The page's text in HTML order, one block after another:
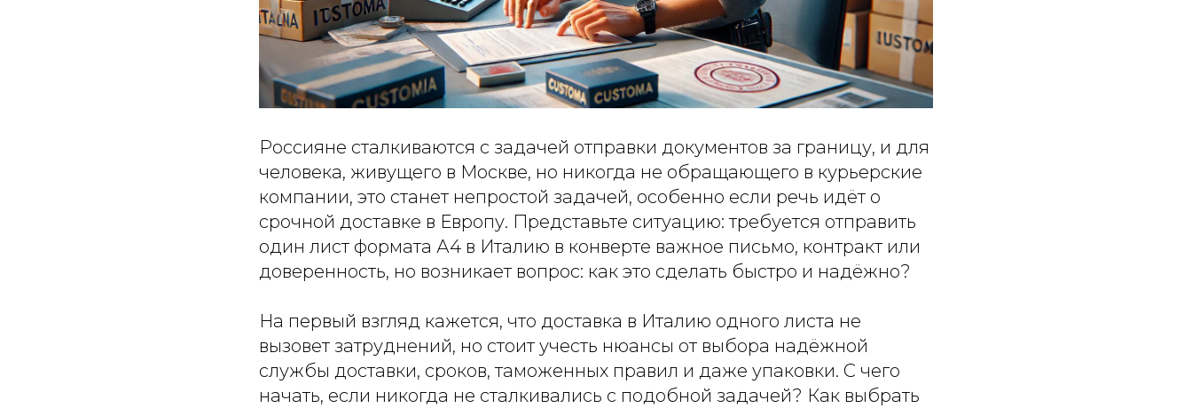
Россияне сталкиваются с задачей отправки документов за границу, и для
человека, живущего в Москве, но никогда не обращающего в курьерские
компании, это станет непростой задачей, особенно если речь идёт о
срочной доставке в Европу. Представьте ситуацию: требуется отправить
один лист формата А4 в Италию в конверте важное письмо, контракт или
доверенность, но возникает вопрос: как это сделать быстро и надёжно?
На первый взгляд кажется, что доставка в Италию одного листа не
вызовет затруднений, но стоит учесть нюансы от выбора надёжной
службы доставки, сроков, таможенных правил и даже упаковки. С чего
начать, если никогда не сталкивались с подобной задачей? Как выбрать